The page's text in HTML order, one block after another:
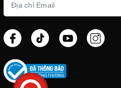
Fenix TK20R V2 là chiếc đèn
4.3 Acebeam P15
Acebeam P15 là đèn tác chiến có
chiếu xa tới 330m. Kích thước nhỏ